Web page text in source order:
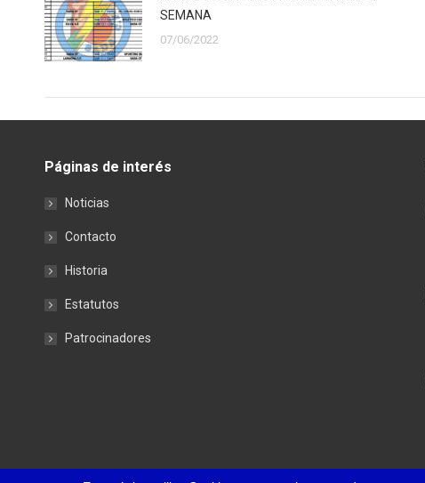
SEMANA
07/06/2022
Páginas de interés
Noticias
Contacto
Historia
Estatutos
Patrocinadores